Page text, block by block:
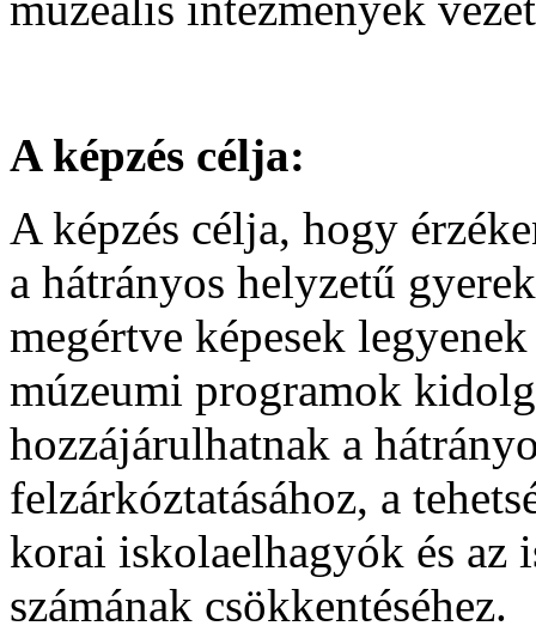
A képzés célja:
A képzés célja, hogy
a hátrányos helyzetű
megértve képesek
múzeumi programok
hozzájárulhatnak a
felzárkóztatásához, a
korai iskolaelhagyók és az
számának csökkentéséhez.